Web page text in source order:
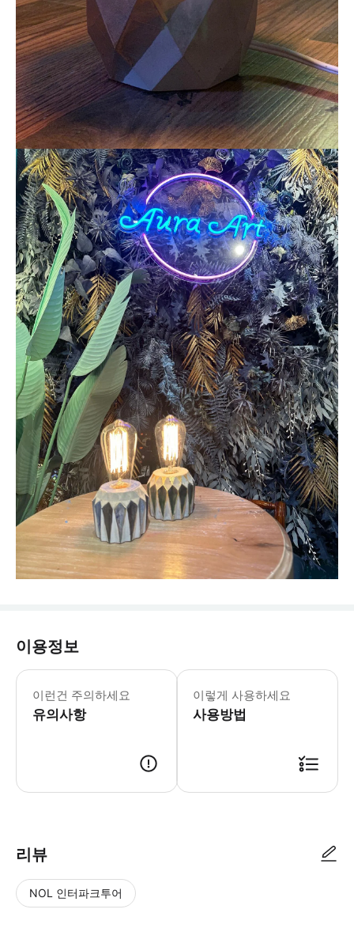
이용정보
이런건 주의하세요
유의사항
이렇게 사용하세요
사용방법
리뷰
NOL 인터파크투어